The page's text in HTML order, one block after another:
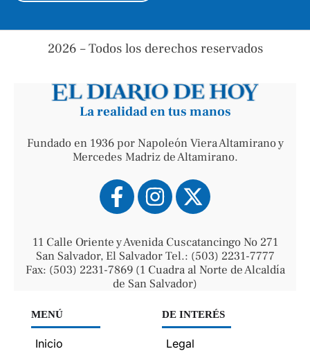
2026 – Todos los derechos reservados
La realidad en tus manos
Fundado en 1936 por Napoleón Viera Altamirano y
Mercedes Madriz de Altamirano.
11 Calle Oriente y Avenida Cuscatancingo No 271
San Salvador, El Salvador Tel.: (503) 2231-7777
Fax: (503) 2231-7869 (1 Cuadra al Norte de Alcaldía
de San Salvador)
MENÚ
Inicio
DE INTERÉS
Legal